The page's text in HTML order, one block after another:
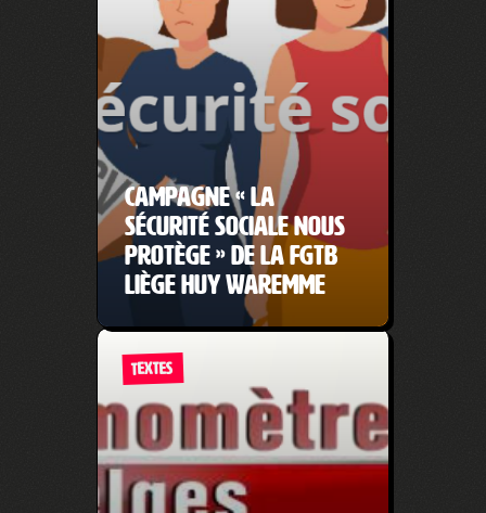
Campagne « La
Sécurité sociale nous
protège » de la FGTB
Liège Huy Waremme
TEXTES